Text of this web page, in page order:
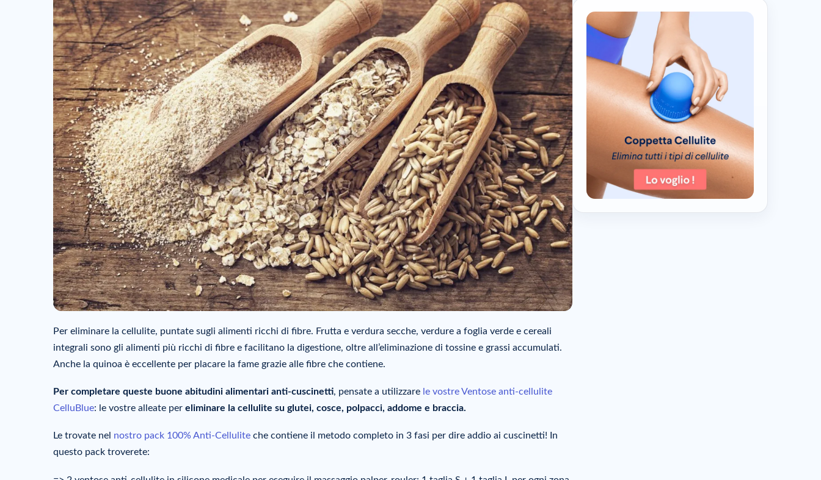
Per eliminare la cellulite, puntate sugli alimenti ricchi di fibre. Frutta e verdura secche, verdure a foglia verde e cereali
integrali sono gli alimenti più ricchi di fibre e facilitano la digestione, oltre all’eliminazione di tossine e grassi accumulati.
Anche la quinoa è eccellente per placare la fame grazie alle fibre che contiene.
Per completare queste buone abitudini alimentari anti-cuscinetti, pensate a utilizzare le vostre Ventose anti-cellulite
CelluBlue: le vostre alleate per eliminare la cellulite su glutei, cosce, polpacci, addome e braccia.
Le trovate nel nostro pack 100% Anti-Cellulite che contiene il metodo completo in 3 fasi per dire addio ai cuscinetti! In
questo pack troverete: